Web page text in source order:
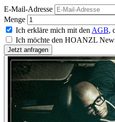
E-Mail-Adresse
Menge
Ich erkläre mich mit den AGB,
Ich möchte den HOANZL